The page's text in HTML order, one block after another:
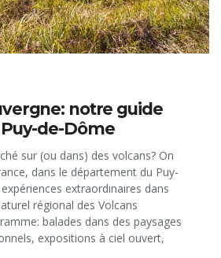
notre guide
de-Dôme
sur (ou dans) des volcans? On
dans le département du Puy-
extraordinaires dans
régional des Volcans
balades dans des paysages
expositions à ciel ouvert,